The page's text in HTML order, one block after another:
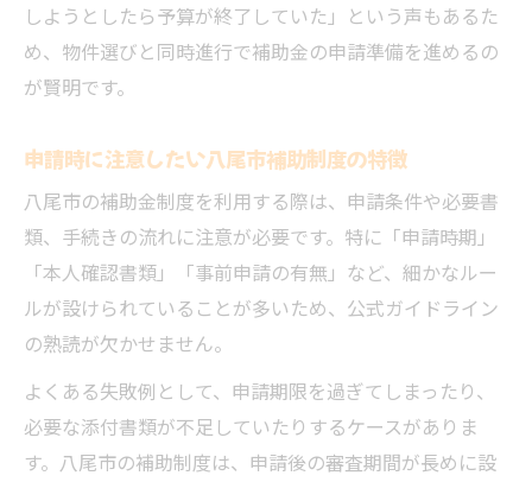
しようとしたら予算が終了していた」という声もあるた
め、物件選びと同時進行で補助金の申請準備を進めるの
が賢明です。
申請時に注意したい八尾市補助制度の特徴
八尾市の補助金制度を利用する際は、申請条件や必要書
類、手続きの流れに注意が必要です。特に「申請時期」
「本人確認書類」「事前申請の有無」など、細かなルー
ルが設けられていることが多いため、公式ガイドライン
の熟読が欠かせません。
よくある失敗例として、申請期限を過ぎてしまったり、
必要な添付書類が不足していたりするケースがありま
す。八尾市の補助制度は、申請後の審査期間が長めに設